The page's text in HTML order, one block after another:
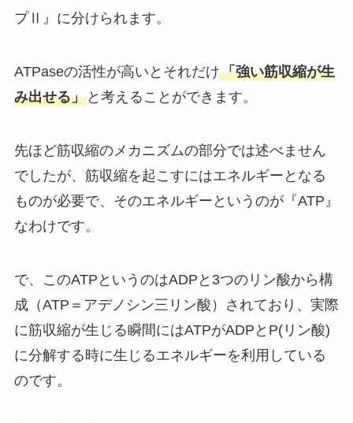
プⅡ』に分けられます。
ATPaseの活性が高いとそれだけ「強い筋収縮が生
み出せる」と考えることができます。
先ほど筋収縮のメカニズムの部分では述べません
でしたが、筋収縮を起こすにはエネルギーとなる
ものが必要で、そのエネルギーというのが『ATP』
なわけです。
で、このATPというのはADPと3つのリン酸から構
成（ATP＝アデノシン三リン酸）されており、実際
に筋収縮が生じる瞬間にはATPがADPとP(リン酸)
に分解する時に生じるエネルギーを利用している
のです。